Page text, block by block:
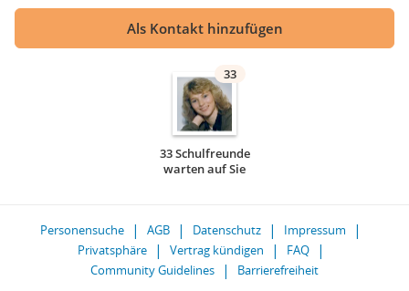
Als Kontakt hinzufügen
33
33 Schulfreunde
warten auf Sie
Personensuche AGB Datenschutz
Impressum
Privatsphäre
Vertrag kündigen
FAQ
Community Guidelines
Barrierefreiheit